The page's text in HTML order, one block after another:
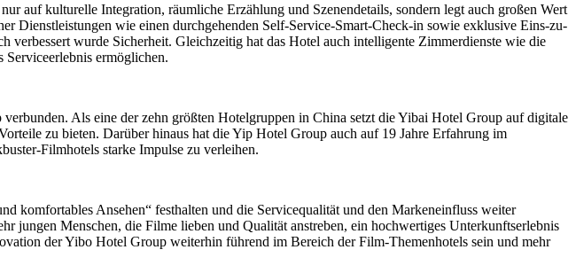
auf kulturelle Integration, räumliche Erzählung und Szenendetails, sondern legt auch großen Wert
Dienstleistungen wie einen durchgehenden Self-Service-Smart-Check-in sowie exklusive Eins-zu-
wurde Sicherheit. Gleichzeitig hat das Hotel auch intelligente Zimmerdienste wie die
Serviceerlebnis ermöglichen.
Als eine der zehn größten Hotelgruppen in China setzt die Yibai Hotel Group auf digitale
zu bieten. Darüber hinaus hat die Yip Hotel Group auch auf 19 Jahre Erfahrung im
Filmhotels starke Impulse zu verleihen.
Ansehen“ festhalten und die Servicequalität und den Markeneinfluss weiter
jungen Menschen, die Filme lieben und Qualität anstreben, ein hochwertiges Unterkunftserlebnis
der Yibo Hotel Group weiterhin führend im Bereich der Film-Themenhotels sein und mehr